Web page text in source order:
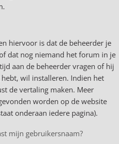
hiervoor is dat de beheerder je
dat nog niemand het forum in je
aan de beheerder vragen of hij
wil installeren. Indien het
de vertaling maken. Meer
worden op de website
onderaan iedere pagina).
mijn gebruikersnaam?